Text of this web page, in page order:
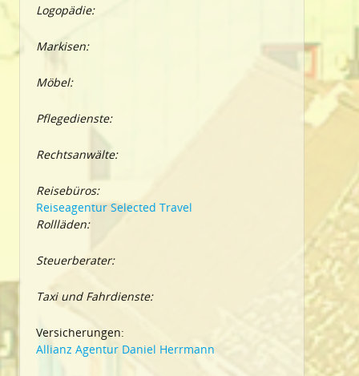
Logopädie:
Markisen:
Möbel:
Pflegedienste:
Rechtsanwälte:
Reisebüros:
Reiseagentur Selected Travel
Rollläden:
Steuerberater:
Taxi und Fahrdienste:
Versicherungen:
Allianz Agentur Daniel Herrmann